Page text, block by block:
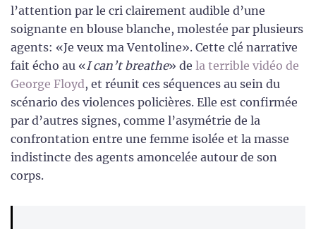
l’attention par le cri clairement audible d’une
soignante en blouse blanche, molestée par plusieurs
agents: «Je veux ma Ventoline». Cette clé narrative
fait écho au «I can’t breathe» de la terrible vidéo de
George Floyd, et réunit ces séquences au sein du
scénario des violences policières. Elle est confirmée
par d’autres signes, comme l’asymétrie de la
confrontation entre une femme isolée et la masse
indistincte des agents amoncelée autour de son
corps.